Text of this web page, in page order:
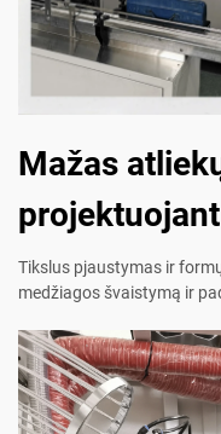
Mažas
projektuojant
Tikslus pjaustymas ir
medžiagos švaistymą ir